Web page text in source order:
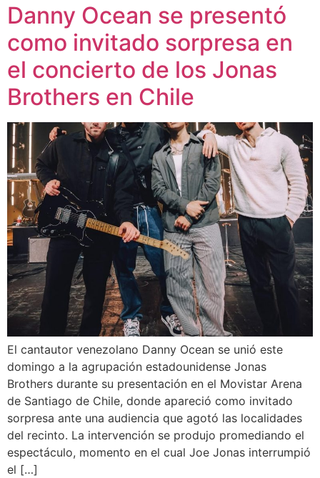
Danny Ocean se presentó
como invitado sorpresa en
el concierto de los Jonas
Brothers en Chile
El cantautor venezolano Danny Ocean se unió este
domingo a la agrupación estadounidense Jonas
Brothers durante su presentación en el Movistar Arena
de Santiago de Chile, donde apareció como invitado
sorpresa ante una audiencia que agotó las localidades
del recinto. La intervención se produjo promediando el
espectáculo, momento en el cual Joe Jonas interrumpió
el […]